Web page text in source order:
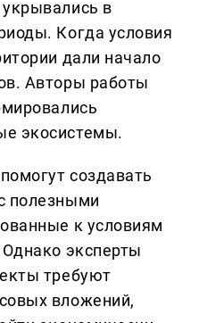
в
Когда условия
дали начало
Авторы работы
экосистемы.
создавать
полезными
к условиям
эксперты
требуют
вложений,